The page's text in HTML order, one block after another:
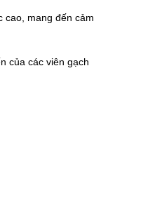
cao, mang đến cảm
của các viên gạch